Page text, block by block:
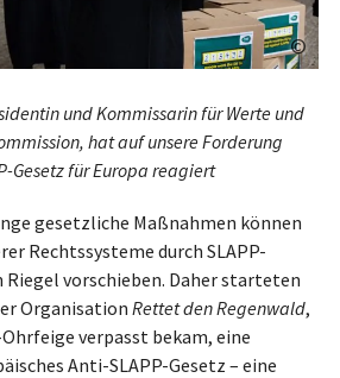
©
und Kommissarin für Werte und
hat auf unsere Forderung
Gesetz für Europa reagiert
gesetzliche Maßnahmen können
Rechtssysteme durch SLAPP-
vorschieben. Daher starteten
Organisation Rettet den Regenwald,
Ohrfeige verpasst bekam, eine
Anti-SLAPP-Gesetz – eine